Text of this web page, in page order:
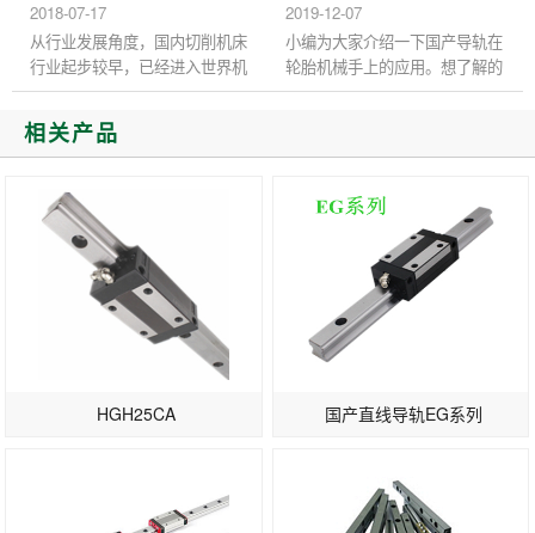
2018-07-17
从行业发展角度，国内切削机床
行业起步较早，已经进入世界机
床产值前十大企业。成形机床相
比切削机床起步较晚，行业规模
和重点公司的收入规模都远...
2019-12-07
小编为大家介绍一下国产导轨在
轮胎机械手上的应用。想了解的
就要跟着小编一起往下看咯！
相关产品
HGH25CA 国产直线导轨EG系列